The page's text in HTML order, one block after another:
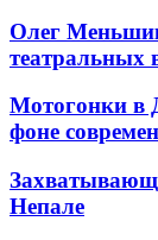
Олег
театральных
Мотогонки в
фоне
Непале